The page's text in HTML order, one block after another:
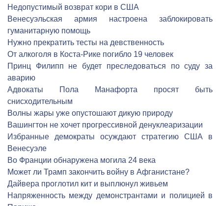
Недопустимый возврат кори в США
Венесуэльская армия настроена заблокировать
гуманитарную помощь
Нужно прекратить тесты на девственность
От алкоголя в Коста-Рике погибло 19 человек
Принц Филипп не будет преследоваться по суду за
аварию
Адвокаты Пола Манафорта просят быть
снисходительным
Волны жары уже опустошают дикую природу
Вашингтон не хочет прогрессивной денуклеаризации
Избранные демократы осуждают стратегию США в
Венесуэле
Во Франции обнаружена могила 24 века
Может ли Трамп закончить войну в Афганистане?
Дайвера проглотил кит и выплюнул живьем
Напряженность между демонстрантами и полицией в